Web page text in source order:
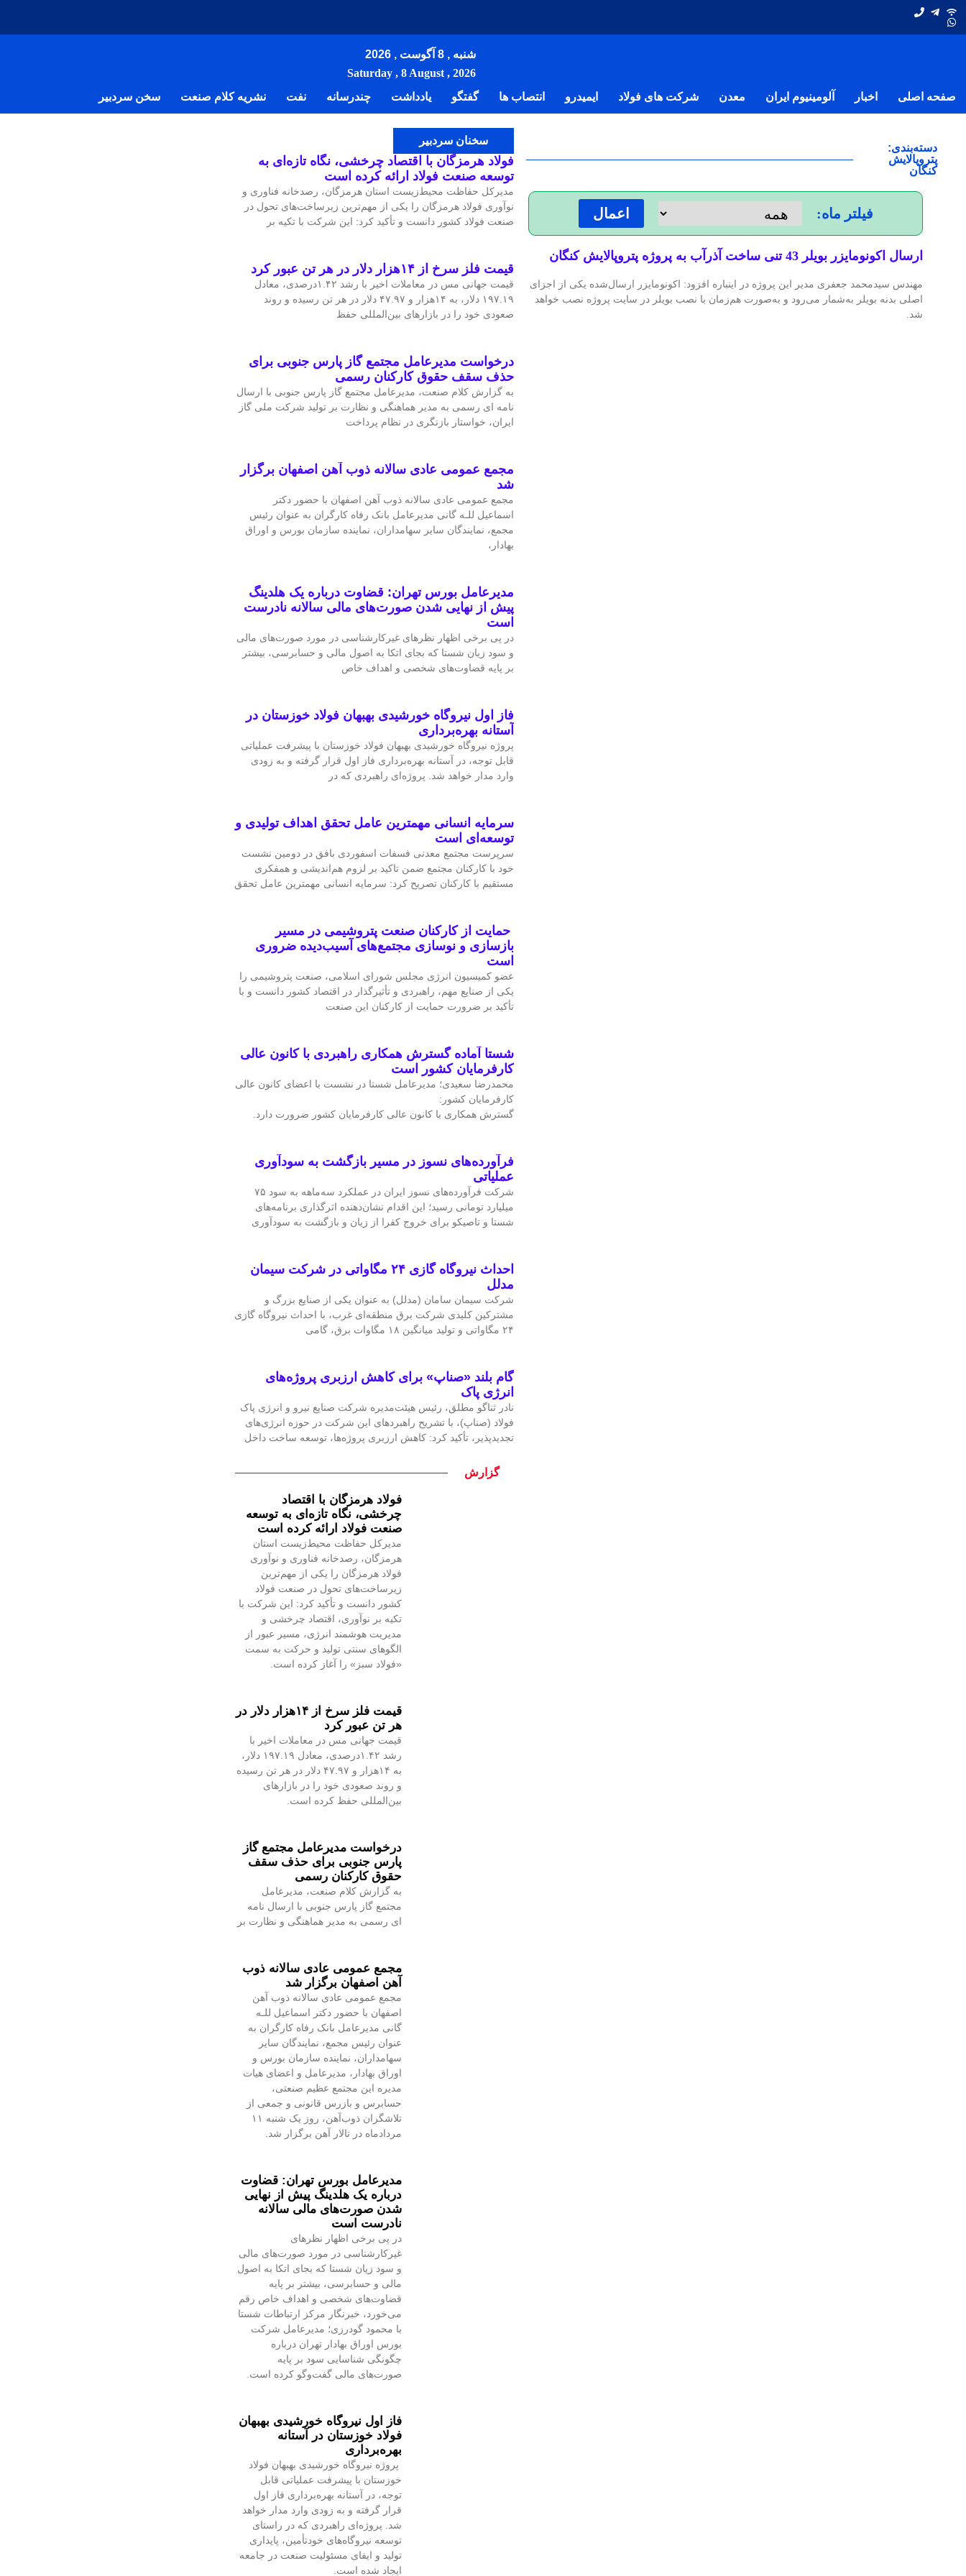
شنبه , 8 آگوست , 2026
Saturday , 8 August , 2026
صفحه اصلی
اخبار آلومینیوم ایران معدن شرکت های فولاد ایمیدرو انتصاب ها گفتگو یادداشت چندرسانه نفت نشریه کلام صنعت سخن سردبیر
دسته‌بندی:
پتروپالایش
کنگان
فیلتر ماه: اعمال
ارسال اکونومایزر بویلر 43 تنی ساخت آذرآب به پروژه پتروپالایش کنگان
مهندس سیدمحمد جعفری مدیر این پروژه در اینباره افزود: اکونومایزر ارسال‌شده یکی از اجزای
اصلی بدنه بویلر به‌شمار می‌رود و به‌صورت هم‌زمان با نصب بویلر در سایت پروژه نصب خواهد
شد.
سخنان سردبیر
فولاد هرمزگان با اقتصاد چرخشی، نگاه تازه‌ای به
توسعه صنعت فولاد ارائه کرده است
مدیرکل حفاظت محیط‌زیست استان هرمزگان، رصدخانه فناوری و
نوآوری فولاد هرمزگان را یکی از مهم‌ترین زیرساخت‌های تحول در
صنعت فولاد کشور دانست و تأکید کرد: این شرکت با تکیه بر
قیمت فلز سرخ از ۱۴هزار دلار در هر تن عبور کرد
قیمت جهانی مس در معاملات اخیر با رشد ۱.۴۲درصدی، معادل
۱۹۷.۱۹ دلار، به ۱۴هزار و ۴۷.۹۷ دلار در هر تن رسیده و روند
صعودی خود را در بازارهای بین‌المللی حفظ
درخواست مدیرعامل مجتمع گاز پارس جنوبی برای
حذف سقف حقوق کارکنان رسمی
به گزارش کلام صنعت، مدیرعامل مجتمع گاز پارس جنوبی با ارسال
نامه ای رسمی به مدیر هماهنگی و نظارت بر تولید شرکت ملی گاز
ایران، خواستار بازنگری در نظام پرداخت
مجمع عمومی عادی سالانه ذوب آهن اصفهان برگزار
شد
مجمع عمومی عادی سالانه ذوب آهن اصفهان با حضور دکتر
اسماعیل للـه گانی مدیرعامل بانک رفاه کارگران به عنوان رئیس
مجمع، نمایندگان سایر سهامداران، نماینده سازمان بورس و اوراق
بهادار،
مدیرعامل بورس تهران: قضاوت درباره یک هلدینگ
پیش از نهایی شدن صورت‌های مالی سالانه نادرست
است
در پی برخی اظهار نظرهای غیرکارشناسی در مورد صورت‌های مالی
و سود زیان شستا که بجای اتکا به اصول مالی و حسابرسی، بیشتر
بر پایه قضاوت‌‌های شخصی و اهداف خاص
فاز اول نیروگاه خورشیدی بهبهان فولاد خوزستان در
آستانه بهره‌برداری
پروژه نیروگاه خورشیدی بهبهان فولاد خوزستان با پیشرفت عملیاتی
قابل‌ توجه، در آستانه بهره‌برداری فاز اول قرار گرفته و به‌ زودی
وارد مدار خواهد شد. پروژه‌ای راهبردی که در
سرمایه انسانی مهمترین عامل تحقق اهداف تولیدی و
توسعه‌ای است
سرپرست مجتمع معدنی فسفات اسفوردی بافق در دومین نشست
خود با کارکنان مجتمع ضمن تاکید بر لزوم هم‌اندیشی و همفکری
مستقیم با کارکنان تصریح کرد: سرمایه انسانی مهمترین عامل تحقق
حمایت از کارکنان صنعت پتروشیمی در مسیر
بازسازی و نوسازی مجتمع‌های آسیب‌دیده ضروری
است
عضو کمیسیون انرژی مجلس شورای اسلامی، صنعت پتروشیمی را
یکی از صنایع مهم، راهبردی و تأثیرگذار در اقتصاد کشور دانست و با
تأکید بر ضرورت حمایت از کارکنان این صنعت
شستا آماده گسترش همکاری راهبردی با کانون عالی
کارفرمایان کشور است
محمدرضا سعیدی؛ مدیرعامل شستا در نشست با اعضای کانون عالی
کارفرمایان کشور:
گسترش همکاری با کانون عالی کارفرمایان کشور ضرورت دارد.
فرآورده‌های نسوز در مسیر بازگشت به سودآوری
عملیاتی
شرکت فرآورده‌های نسوز ایران در عملکرد سه‌ماهه به سود ۷۵
میلیارد تومانی رسید؛ این اقدام نشان‌دهنده اثرگذاری برنامه‌های
شستا و تاصیکو برای خروج کفرا از زیان و بازگشت به سودآوری
احداث نیروگاه گازی ۲۴ مگاواتی در شرکت سیمان
مدلل
شرکت سیمان سامان (مدلل) به عنوان یکی از صنایع بزرگ و
مشترکین کلیدی شرکت برق منطقه‌ای غرب، با احداث نیروگاه گازی
۲۴ مگاواتی و تولید میانگین ۱۸ مگاوات برق، گامی
گام بلند «صناپ» برای کاهش ارزبری پروژه‌های
انرژی پاک
نادر ثناگو مطلق، رئیس هیئت‌مدیره شرکت صنایع نیرو و انرژی پاک
فولاد (صناپ)، با تشریح راهبردهای این شرکت در حوزه انرژی‌های
تجدیدپذیر، تأکید کرد: کاهش ارزبری پروژه‌ها، توسعه ساخت داخل
گزارش
فولاد هرمزگان با اقتصاد
چرخشی، نگاه تازه‌ای به توسعه
صنعت فولاد ارائه کرده است
مدیرکل حفاظت محیط‌زیست استان
هرمزگان، رصدخانه فناوری و نوآوری
فولاد هرمزگان را یکی از مهم‌ترین
زیرساخت‌های تحول در صنعت فولاد
کشور دانست و تأکید کرد: این شرکت با
تکیه بر نوآوری، اقتصاد چرخشی و
مدیریت هوشمند انرژی، مسیر عبور از
الگوهای سنتی تولید و حرکت به سمت
«فولاد سبز» را آغاز کرده است.
قیمت فلز سرخ از ۱۴هزار دلار در
هر تن عبور کرد
قیمت جهانی مس در معاملات اخیر با
رشد ۱.۴۲درصدی، معادل ۱۹۷.۱۹ دلار،
به ۱۴هزار و ۴۷.۹۷ دلار در هر تن رسیده
و روند صعودی خود را در بازارهای
بین‌المللی حفظ کرده است.
درخواست مدیرعامل مجتمع گاز
پارس جنوبی برای حذف سقف
حقوق کارکنان رسمی
به گزارش کلام صنعت، مدیرعامل
مجتمع گاز پارس جنوبی با ارسال نامه
ای رسمی به مدیر هماهنگی و نظارت بر
مجمع عمومی عادی سالانه ذوب
آهن اصفهان برگزار شد
مجمع عمومی عادی سالانه ذوب آهن
اصفهان با حضور دکتر اسماعیل للـه
گانی مدیرعامل بانک رفاه کارگران به
عنوان رئیس مجمع، نمایندگان سایر
سهامداران، نماینده سازمان بورس و
اوراق بهادار، مدیرعامل و اعضای هیات
مدیره این مجتمع عظیم صنعتی،
حسابرس و بازرس قانونی و جمعی از
تلاشگران ذوب‌آهن، روز یک شنبه ۱۱
مردادماه در تالار آهن برگزار شد.
مدیرعامل بورس تهران: قضاوت
درباره یک هلدینگ پیش از نهایی
شدن صورت‌های مالی سالانه
نادرست است
در پی برخی اظهار نظرهای
غیرکارشناسی در مورد صورت‌های مالی
و سود زیان شستا که بجای اتکا به اصول
مالی و حسابرسی، بیشتر بر پایه
قضاوت‌‌های شخصی و اهداف خاص رقم
می‌خورد، خبرنگار مرکز ارتباطات شستا
با محمود گودرزی؛ مدیرعامل شرکت
بورس اوراق بهادار تهران درباره
چگونگی شناسایی سود بر پایه
صورت‌های مالی گفت‌وگو کرده است.
فاز اول نیروگاه خورشیدی بهبهان
فولاد خوزستان در آستانه
بهره‌برداری
پروژه نیروگاه خورشیدی بهبهان فولاد
خوزستان با پیشرفت عملیاتی قابل‌
توجه، در آستانه بهره‌برداری فاز اول
قرار گرفته و به‌ زودی وارد مدار خواهد
شد. پروژه‌ای راهبردی که در راستای
توسعه نیروگاه‌های خودتأمین، پایداری
تولید و ایفای مسئولیت صنعت در جامعه
ایجاد شده است.